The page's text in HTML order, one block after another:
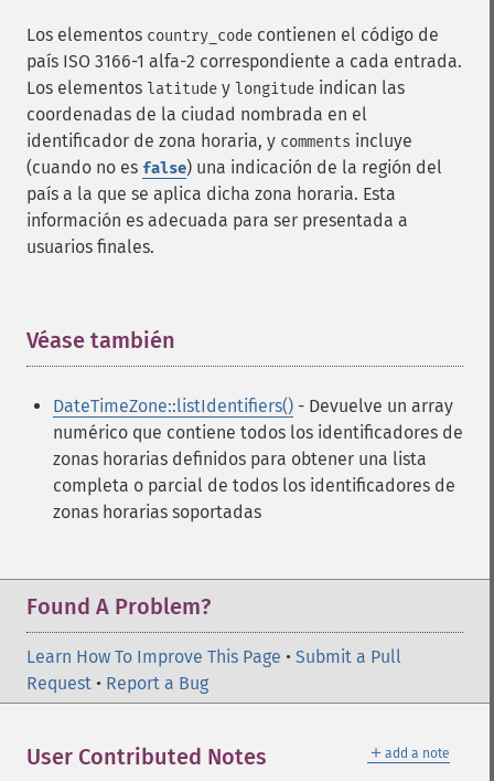
Los elementos country_code contienen el código de
país ISO 3166-1 alfa-2 correspondiente a cada entrada.
Los elementos latitude y longitude indican las
coordenadas de la ciudad nombrada en el
identificador de zona horaria, y comments incluye
(cuando no es false) una indicación de la región del
país a la que se aplica dicha zona horaria. Esta
información es adecuada para ser presentada a
usuarios finales.
Véase también
DateTimeZone::listIdentifiers() - Devuelve un array
numérico que contiene todos los identificadores de
zonas horarias definidos para obtener una lista
completa o parcial de todos los identificadores de
zonas horarias soportadas
Found A Problem?
Learn How To Improve This Page • Submit a Pull
Request • Report a Bug
＋ add a note
User Contributed Notes